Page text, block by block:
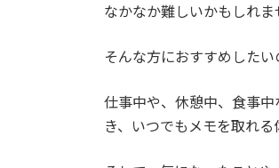
なかなか難しいかもしれま
そんな方におすすめした
仕事中や、休憩中、食事
き、いつでもメモを取れる